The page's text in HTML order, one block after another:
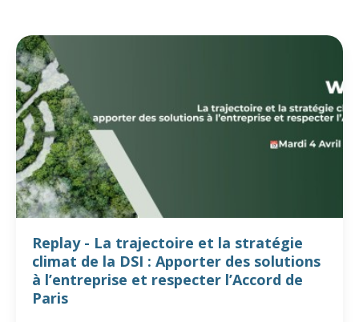
Replay - La trajectoire et la stratégie
climat de la DSI : Apporter des solutions
à l’entreprise et respecter l’Accord de
Paris